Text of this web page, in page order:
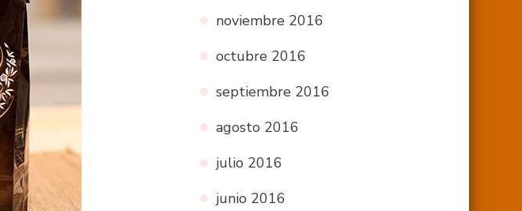
noviembre 2016
octubre 2016
septiembre 2016
agosto 2016
julio 2016
junio 2016